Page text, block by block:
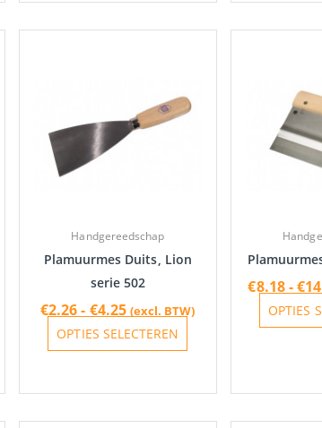
Handgereedschap
Plamuurmes Duits, Lion
serie 502
€2.26 - €4.25 (excl. BTW)
OPTIES SELECTEREN
meerdere
productpagina
€8.18-€
OPTIES